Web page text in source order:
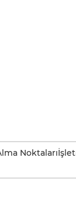
Noktaları